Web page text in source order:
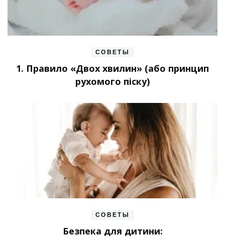
СОВЕТЫ
1. Правило «Двох хвилин» (або принцип
рухомого піску)
СОВЕТЫ
Безпека для дитини: